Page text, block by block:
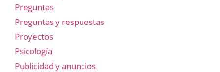
Preguntas
Preguntas y respuestas
Proyectos
Psicología
Publicidad y anuncios